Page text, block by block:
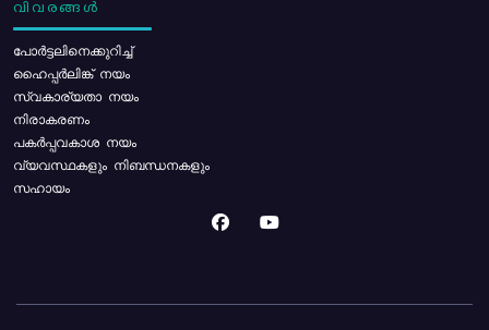
വിവരങ്ങൾ
പോര്‍ട്ടലിനെക്കുറിച്ച്
ഹൈപ്പർലിങ്ക് നയം
സ്വകാര്യതാ നയം
നിരാകരണം
പകർപ്പവകാശ നയം
വ്യവസ്ഥകളും നിബന്ധനകളും
സഹായം